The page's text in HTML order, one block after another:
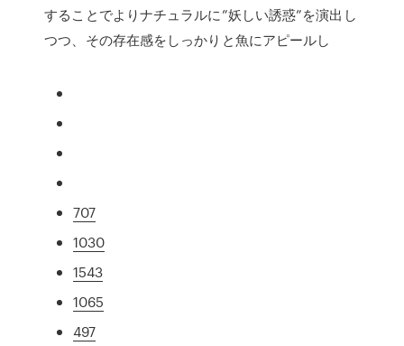
することでよりナチュラルに”妖しい誘惑”を演出し
つつ、その存在感をしっかりと魚にアピールし
707
1030
1543
1065
497